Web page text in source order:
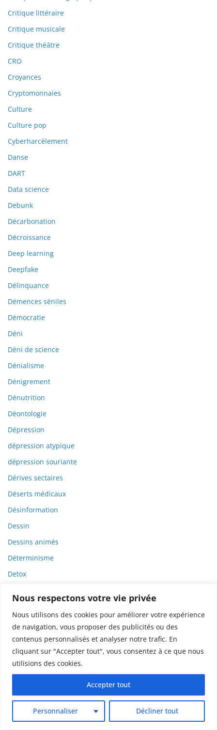
Nous respectons votre vie privée
Nous utilisons des cookies pour améliorer votre expérience
de navigation, vous proposer des publicités ou des
contenus personnalisés et analyser notre trafic. En
cliquant sur "Accepter tout", vous consentez à ce que nous
utilisions des cookies.
Personnaliser Décliner tout
Accepter tout
Critique littéraire
Critique musicale
Critique théâtre
CRO
Croyances
Cryptomonnaies
Culture
Culture pop
Cyberharcèlement
Danse
DART
Data science
Debunk
Décarbonation
Décroissance
Deep learning
Deepfake
Délinquance
Démences séniles
Démocratie
Déni
Déni de science
Dénialisme
Dénigrement
Dénutrition
Déontologie
Dépression
dépression atypique
dépression souriante
Dérives sectaires
Déserts médicaux
Désinformation
Dessin
Dessins animés
Déterminisme
Detox
Dette immunitaire
Deux-roues
DGCCRF
Diabète
Diététique